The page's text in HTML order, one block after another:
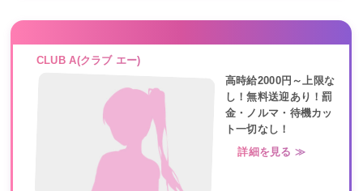
CLUB A(クラブ エー)
高時給2000円～上限な
し！無料送迎あり！罰
金・ノルマ・待機カッ
ト一切なし！
詳細を見る ≫